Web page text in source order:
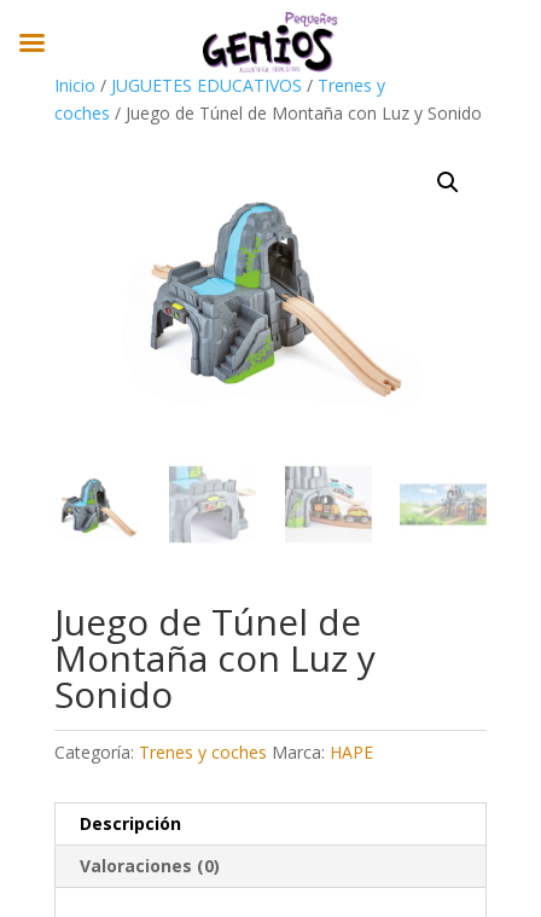
Inicio / JUGUETES EDUCATIVOS / Trenes y
coches / Juego de Túnel de Montaña con Luz y Sonido
Juego de Túnel de
Montaña con Luz y
Sonido
Categoría: Trenes y coches Marca: HAPE
Descripción
Valoraciones (0)